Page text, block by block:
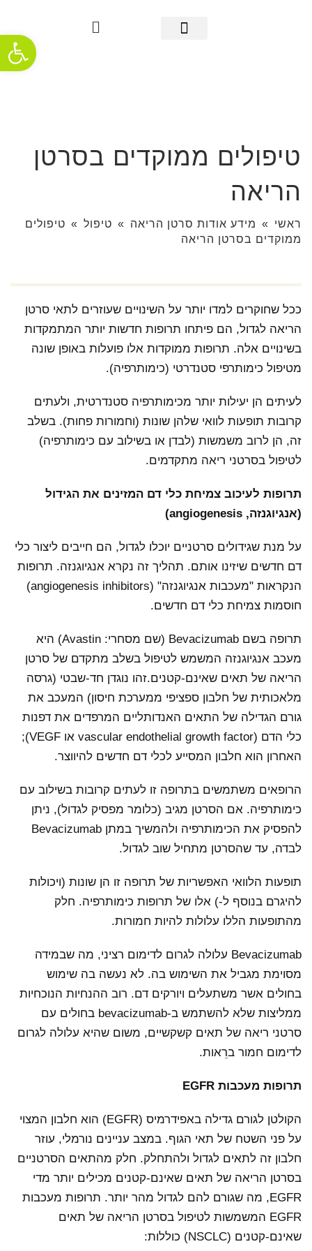
טיפולים ממוקדים בסרטן
הריאה
ראשי » מידע אודות סרטן הריאה » טיפול » טיפולים
ממוקדים בסרטן הריאה
ככל שחוקרים למדו יותר על השינויים שעוזרים לתאי סרטן
הריאה לגדול, הם פיתחו תרופות חדשות יותר המתמקדות
בשינויים אלה. תרופות ממוקדות אלו פועלות באופן שונה
מטיפול כימותרפי סטנדרטי (כימותרפיה).
לעיתים הן יעילות יותר מכימותרפיה סטנדרטית, ולעתים
קרובות תופעות לוואי שלהן שונות (וחמורות פחות). בשלב
זה, הן לרוב משמשות (לבדן או בשילוב עם כימותרפיה)
לטיפול בסרטני ריאה מתקדמים.
תרופות לעיכוב צמיחת כלי דם המזינים את הגידול
(אנגיוגנזה, angiogenesis)
על מנת שגידולים סרטניים יוכלו לגדול, הם חייבים ליצור כלי
דם חדשים שיזינו אותם. תהליך זה נקרא אנגיוגנזה. תרופות
הנקראות "מעכבות אנגיוגנזה" (angiogenesis inhibitors)
חוסמות צמיחת כלי דם חדשים.
תרופה בשם Bevacizumab (שם מסחרי: Avastin) היא
מעכב אנגיוגנזה המשמש לטיפול בשלב מתקדם של סרטן
הריאה של תאים שאינם-קטנים.זהו נוגדן חד-שבטי (גרסה
מלאכותית של חלבון ספציפי ממערכת חיסון) המעכב את
גורם הגדילה של התאים האנדותליים המרפדים את דפנות
כלי הדם (vascular endothelial growth factor או VEGF);
האחרון הוא חלבון המסייע לכלי דם חדשים להיווצר.
הרופאים משתמשים בתרופה זו לעתים קרובות בשילוב עם
כימותרפיה. אם הסרטן מגיב (כלומר מפסיק לגדול), ניתן
להפסיק את הכימותרפיה ולהמשיך במתן Bevacizumab
לבדה, עד שהסרטן מתחיל שוב לגדול.
תופעות הלוואי האפשריות של תרופה זו הן שונות (ויכולות
להיגרם בנוסף ל-) אלו של תרופות כימותרפיה. חלק
מהתופעות הללו עלולות להיות חמורות.
Bevacizumab עלולה לגרום לדימום רציני, מה שבמידה
מסוימת מגביל את השימוש בה. לא נעשה בה שימוש
בחולים אשר משתעלים ויורקים דם. רוב ההנחיות הנוכחיות
ממליצות שלא להשתמש ב-bevacizumab בחולים עם
סרטני ריאה של תאים קשקשיים, משום שהיא עלולה לגרום
לדימום חמור ברֵאות.
תרופות מעכבות EGFR
הקולטן לגורם גדילה באפידרמיס (EGFR) הוא חלבון המצוי
על פני השטח של תאי הגוף. במצב עניינים נורמלי, עוזר
חלבון זה לתאים לגדול ולהתחלק. חלק מהתאים הסרטניים
בסרטן הריאה של תאים שאינם-קטנים מכילים יותר מדי
EGFR, מה שגורם להם לגדול מהר יותר. תרופות מעכבות
EGFR המשמשות לטיפול בסרטן הריאה של תאים
שאינם-קטנים (NSCLC) כוללות:
פתח